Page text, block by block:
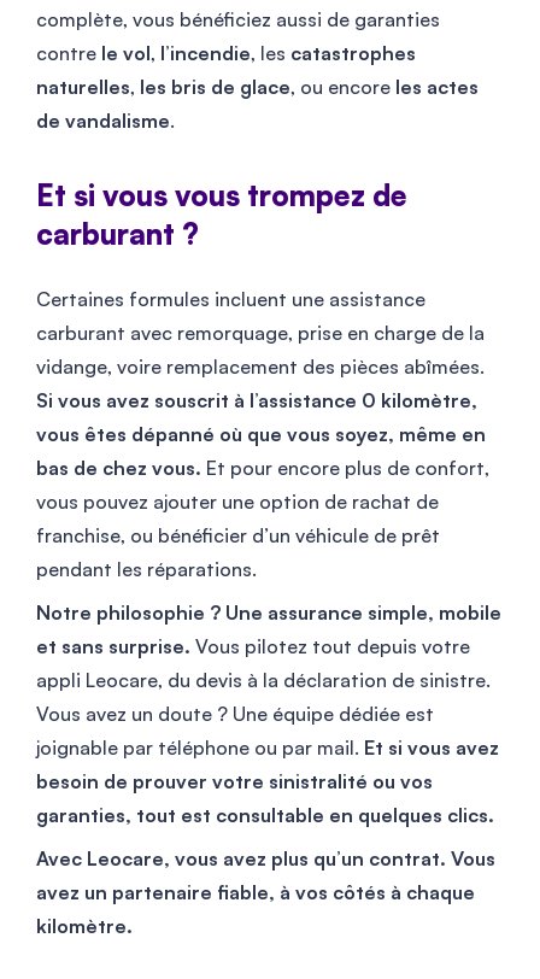
complète, vous bénéficiez aussi de garanties
contre le vol, l’incendie, les catastrophes
naturelles, les bris de glace, ou encore les actes
de vandalisme.
Et si vous vous trompez de
carburant ?
Certaines formules incluent une assistance
carburant avec remorquage, prise en charge de la
vidange, voire remplacement des pièces abîmées.
Si vous avez souscrit à l’assistance 0 kilomètre,
vous êtes dépanné où que vous soyez, même en
bas de chez vous. Et pour encore plus de confort,
vous pouvez ajouter une option de rachat de
franchise, ou bénéficier d’un véhicule de prêt
pendant les réparations.
Notre philosophie ? Une assurance simple, mobile
et sans surprise. Vous pilotez tout depuis votre
appli Leocare, du devis à la déclaration de sinistre.
Vous avez un doute ? Une équipe dédiée est
joignable par téléphone ou par mail. Et si vous avez
besoin de prouver votre sinistralité ou vos
garanties, tout est consultable en quelques clics.
Avec Leocare, vous avez plus qu’un contrat. Vous
avez un partenaire fiable, à vos côtés à chaque
kilomètre.